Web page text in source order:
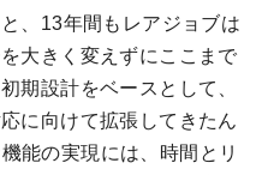
、13年間もレアジョブは
大きく変えずにここまで
期設計をベースとして、
に向けて拡張してきたん
能の実現には、時間とリ